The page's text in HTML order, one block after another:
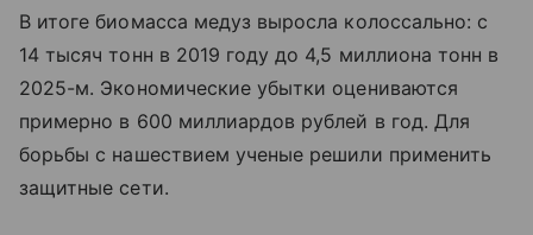
В итоге биомасса медуз выросла колоссально: с
14 тысяч тонн в 2019 году до 4,5 миллиона тонн в
2025-м. Экономические убытки оцениваются
примерно в 600 миллиардов рублей в год. Для
борьбы с нашествием ученые решили применить
защитные сети.